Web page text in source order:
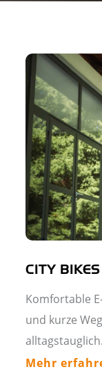
CITY BIKES
Komfortable
und kurze
alltagstauglich.
Mehr